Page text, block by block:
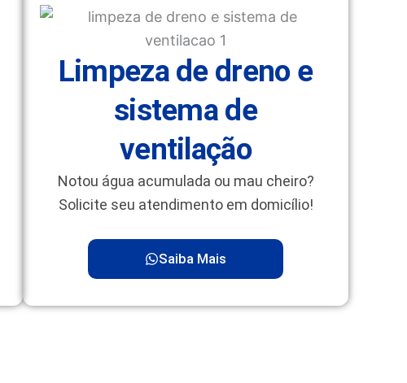
Limpeza de dreno e
sistema de
ventilação
Notou água acumulada ou mau cheiro?
Solicite seu atendimento em domicílio!
Saiba Mais